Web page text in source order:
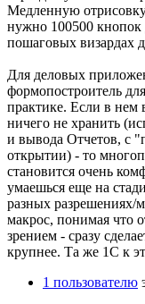
Медленную
нужно 100500 кнопок
пошаговых визардах
Для деловых
формопостроитель
практике. Если в
ничего не хранить
и вывода Отчетов, с
открытии) - то
становится очень
умаешься еще на
разных разрешениях/
макрос, понимая что
зрением - сразу
крупнее. Та же 1С к
1 пользователю